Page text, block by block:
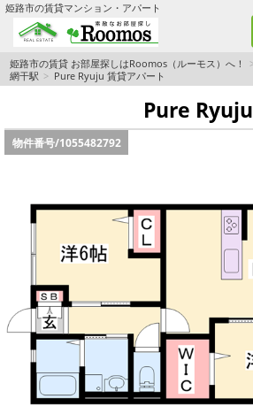
姫路市の賃貸マンション・アパート
TOPページ
ファミリー向けの部屋を探す
一人暮らし向けの部屋を探す
カップル向けの部屋を探す
都市ガス&オール電化の部屋を探す
ネット無料の部屋を探す
☆新築物件☆
姫路市の賃貸 お部屋探しはRoomos（ルーモス）へ！
網干駅
Pure Ryuju 賃貸アパート
Pure Ryuju
物件番号/1055482792